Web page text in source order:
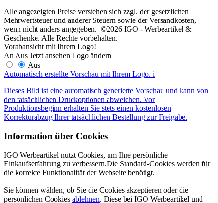
Alle angezeigten Preise verstehen sich zzgl. der gesetzlichen
Mehrwertsteuer und anderer Steuern sowie der Versandkosten,
wenn nicht anders angegeben. ©2026 IGO - Werbeartikel &
Geschenke. Alle Rechte vorbehalten.
Vorabansicht mit Ihrem Logo!
An Aus Jetzt ansehen Logo ändern
Aus
Automatisch erstellte Vorschau mit Ihrem Logo. i
Dieses Bild ist eine automatisch generierte Vorschau und kann von
den tatsächlichen Druckoptionen abweichen. Vor
Produktionsbeginn erhalten Sie stets einen kostenlosen
Korrekturabzug Ihrer tatsächlichen Bestellung zur Freigabe.
Information über Cookies
IGO Werbeartikel nutzt Cookies, um Ihre persönliche
Einkaufserfahrung zu verbessern.Die Standard-Cookies werden für
die korrekte Funktionalität der Webseite benötigt.
Sie können wählen, ob Sie die Cookies akzeptieren oder die
persönlichen Cookies ablehnen. Diese bei IGO Werbeartikel und